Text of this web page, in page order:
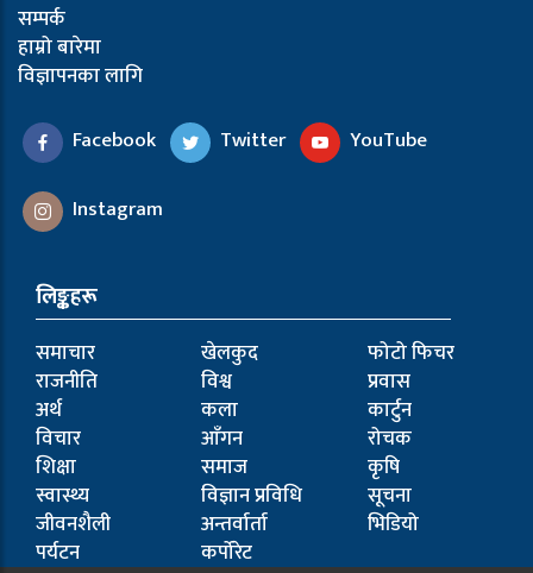
सम्पर्क
हाम्रो बारेमा
विज्ञापनका लागि
Facebook
Twitter YouTube
Instagram
लिङ्कहरू
समाचार
राजनीति
अर्थ
विचार
शिक्षा
स्वास्थ्य
जीवनशैली
पर्यटन
खेलकुद
विश्व
कला
आँगन
समाज
विज्ञान प्रविधि
अन्तर्वार्ता
कर्पोरेट
फोटो फिचर
प्रवास
कार्टुन
रोचक
कृषि
सूचना
भिडियो